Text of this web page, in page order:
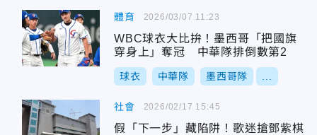
體育
WBC球衣大比拚！墨西哥「把國旗
穿身上」奪冠 中華隊排倒數第2
球衣 中華隊 墨西哥隊
2026/03/07 11:23
社會
假「下一步」藏陷阱！歌迷搶鄧紫棋
2026/02/17 15:45